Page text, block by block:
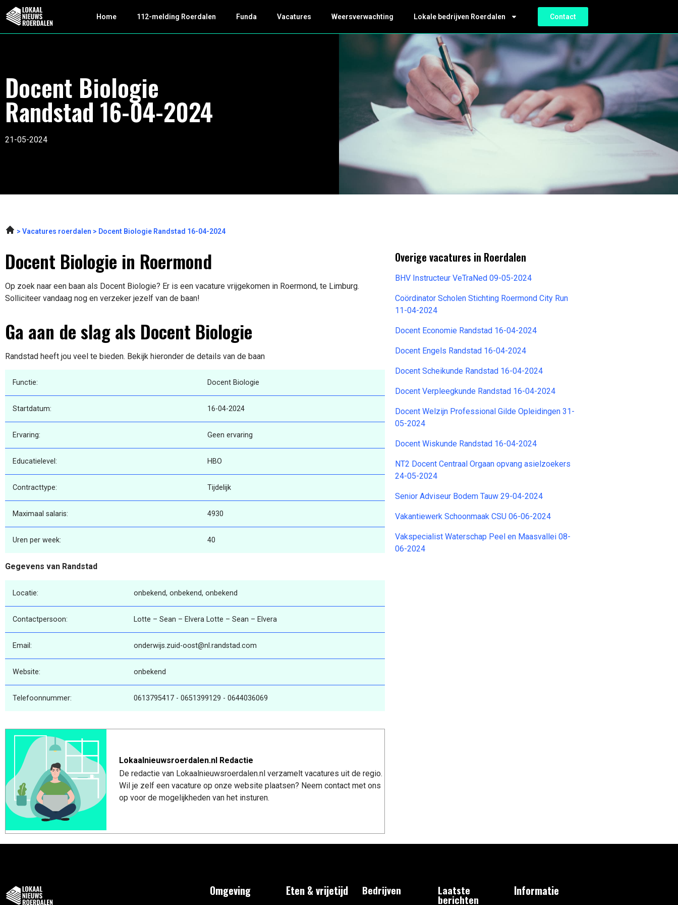
Home 112-melding Roerdalen Funda Vacatures Weersverwachting Lokale bedrijven Roerdalen Contact
Docent Biologie
Randstad 16-04-2024
21-05-2024
Vacatures roerdalen Docent Biologie Randstad 16-04-2024
Docent Biologie in Roermond
Op zoek naar een baan als Docent Biologie? Er is een vacature vrijgekomen in Roermond, te Limburg.
Solliciteer vandaag nog en verzeker jezelf van de baan!
Ga aan de slag als Docent Biologie
Randstad heeft jou veel te bieden. Bekijk hieronder de details van de baan
Functie: Docent Biologie
Startdatum: 16-04-2024
Ervaring: Geen ervaring
Educatielevel: HBO
Contracttype: Tijdelijk
Maximaal salaris: 4930
Uren per week: 40
Gegevens van Randstad
Locatie: onbekend, onbekend, onbekend
Contactpersoon: Lotte – Sean – Elvera Lotte – Sean – Elvera
Email: onderwijs.zuid-oost@nl.randstad.com
Website: onbekend
Telefoonnummer: 0613795417 - 0651399129 - 0644036069
Lokaalnieuwsroerdalen.nl Redactie
De redactie van Lokaalnieuwsroerdalen.nl verzamelt vacatures uit de regio.
Wil je zelf een vacature op onze website plaatsen? Neem contact met ons
op voor de mogelijkheden van het insturen.
Overige vacatures in Roerdalen
BHV Instructeur VeTraNed 09-05-2024
Coördinator Scholen Stichting Roermond City Run
11-04-2024
Docent Economie Randstad 16-04-2024
Docent Engels Randstad 16-04-2024
Docent Scheikunde Randstad 16-04-2024
Docent Verpleegkunde Randstad 16-04-2024
Docent Welzijn Professional Gilde Opleidingen 31-
05-2024
Docent Wiskunde Randstad 16-04-2024
NT2 Docent Centraal Orgaan opvang asielzoekers
24-05-2024
Senior Adviseur Bodem Tauw 29-04-2024
Vakantiewerk Schoonmaak CSU 06-06-2024
Vakspecialist Waterschap Peel en Maasvallei 08-
06-2024
Omgeving Eten & vrijetijd Bedrijven Laatste
berichten
Informatie